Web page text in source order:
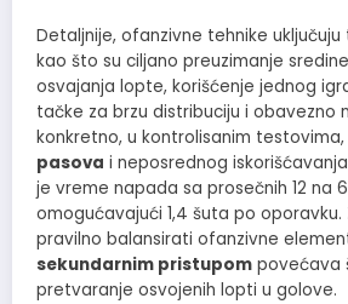
Detaljnije, ofanzivne tehnike
kao što su ciljano preuzimanje
osvajanja lopte, korišćenje jednog
tačke za brzu distribuciju i obavezno
konkretno, u kontrolisanim testovima,
pasova i neposrednog
je vreme napada sa prosečnih 12 na
omogućavajući 1,4 šuta po oporavku.
pravilno balansirati ofanzivne
sekundarnim pristupom povećava
pretvaranje osvojenih lopti u golove.